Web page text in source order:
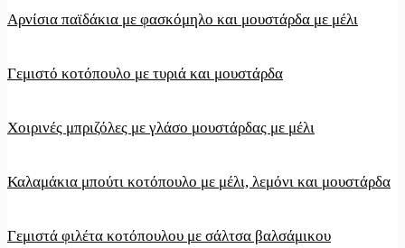
Αρνίσια παϊδάκια με φασκόμηλο και μουστάρδα με μέλι
Γεμιστό κοτόπουλο με τυριά και μουστάρδα
Χοιρινές μπριζόλες με γλάσο μουστάρδας με μέλι
Καλαμάκια μπούτι κοτόπουλο με μέλι, λεμόνι και μουστάρδα
Γεμιστά φιλέτα κοτόπουλου με σάλτσα βαλσάμικου